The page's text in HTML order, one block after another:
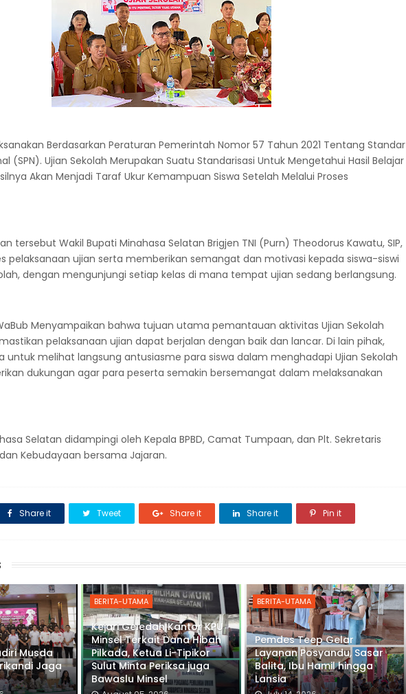
Berdasarkan Peraturan Pemerintah Nomor 57 Tahun 2021 Tentang Standar
(SPN). Ujian Sekolah Merupakan Suatu Standarisasi Untuk Mengetahui Hasil Belajar
Akan Menjadi Taraf Ukur Kemampuan Siswa Setelah Melalui Proses
tersebut Wakil Bupati Minahasa Selatan Brigjen TNI (Purn) Theodorus Kawatu, SIP,
pelaksanaan ujian serta memberikan semangat dan motivasi kepada siswa-siswi
dengan mengunjungi setiap kelas di mana tempat ujian sedang berlangsung.
Menyampaikan bahwa tujuan utama pemantauan aktivitas Ujian Sekolah
pelaksanaan ujian dapat berjalan dengan baik dan lancar. Di lain pihak,
untuk melihat langsung antusiasme para siswa dalam menghadapi Ujian Sekolah
dukungan agar para peserta semakin bersemangat dalam melaksanakan
Selatan didampingi oleh Kepala BPBD, Camat Tumpaan, dan Plt. Sekretaris
Kebudayaan bersama Jajaran.
Share it Tweet Share it Share it Pin it
Musda
Jaga
BERITA-UTAMA
Kejari Geledah Kantor KPU
Minsel Terkait Dana Hibah
Pilkada, Ketua Li-Tipikor
Sulut Minta Periksa juga
Bawaslu Minsel
BERITA-UTAMA
Pemdes Teep Gelar
Layanan Posyandu, Sasar
Balita, Ibu Hamil hingga
Lansia